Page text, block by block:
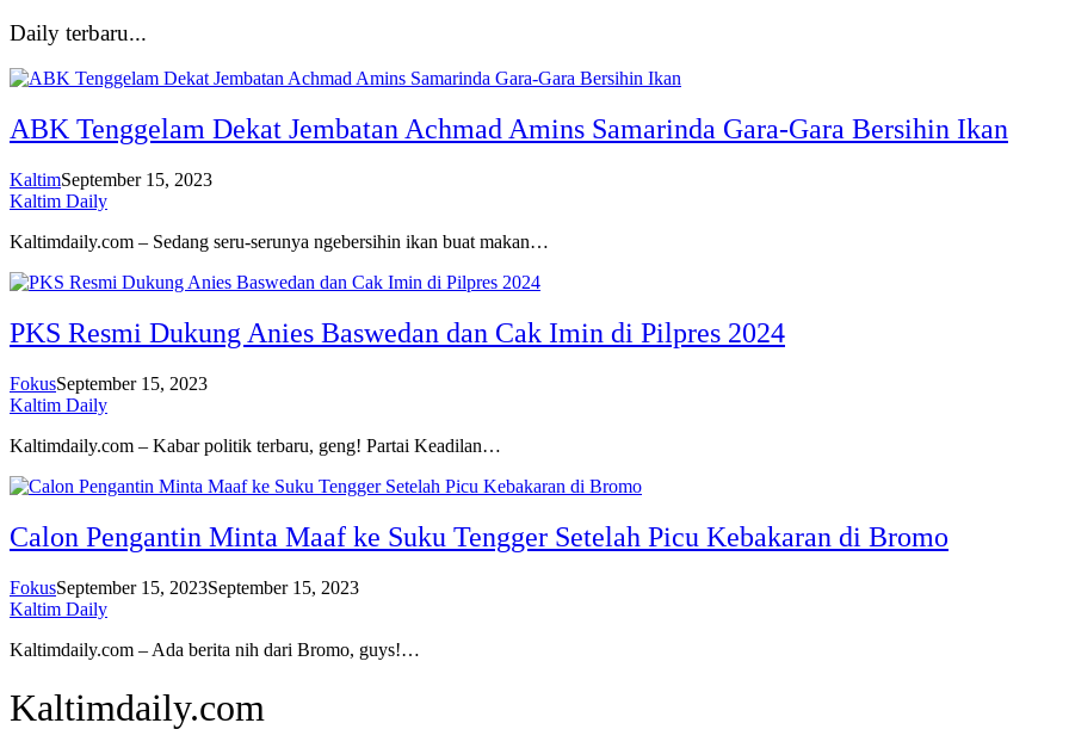
Daily terbaru...
ABK Tenggelam Dekat Jembatan Achmad Amins Samarinda Gara-Gara Bersihin Ikan
KaltimSeptember 15, 2023
Kaltim Daily
Kaltimdaily.com – Sedang seru-serunya ngebersihin ikan buat makan…
PKS Resmi Dukung Anies Baswedan dan Cak Imin di Pilpres 2024
FokusSeptember 15, 2023
Kaltim Daily
Kaltimdaily.com – Kabar politik terbaru, geng! Partai Keadilan…
Calon Pengantin Minta Maaf ke Suku Tengger Setelah Picu Kebakaran di Bromo
FokusSeptember 15, 2023September 15, 2023
Kaltim Daily
Kaltimdaily.com – Ada berita nih dari Bromo, guys!…
Kaltimdaily.com